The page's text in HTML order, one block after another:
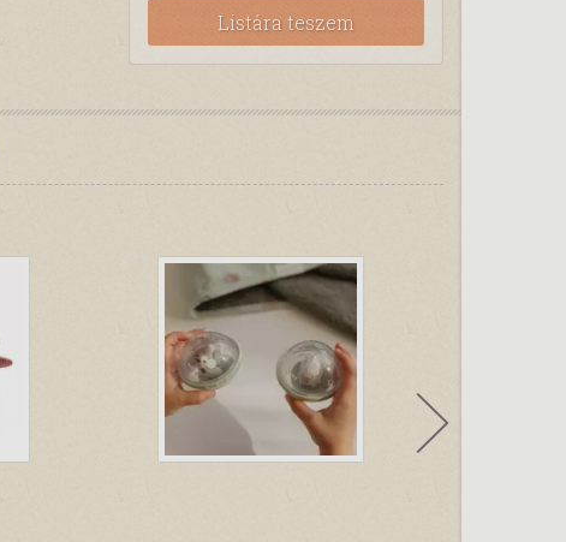
Listára teszem